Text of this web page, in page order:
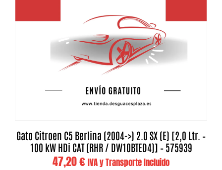
Gato Citroen C5 Berlina (2004->) 2.0 SX (E) [2,0 Ltr. –
100 kW HDi CAT (RHR / DW10BTED4)] – 575939
47,20€ IVA y Transporte Incluido